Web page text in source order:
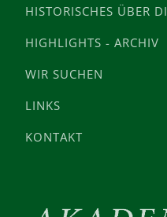
HISTORISCHES ÜBER
HIGHLIGHTS - ARCHIV
WIR SUCHEN
LINKS
KONTAKT